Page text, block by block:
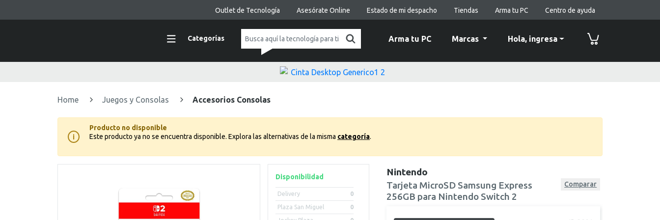
Outlet de Tecnología Asesórate Online Estado de mi despacho Tiendas Arma tu PC Centro de ayuda
Categorías Arma tu PC Marcas Hola, ingresa
Home Juegos y Consolas Accesorios Consolas
i
Producto no disponible
Este producto ya no se encuentra disponible. Explora las alternativas de la misma categoría.
Disponibilidad
Delivery 0
Plaza San Miguel 0
Nintendo
Tarjeta MicroSD Samsung Express
256GB para Nintendo Switch 2
Comparar